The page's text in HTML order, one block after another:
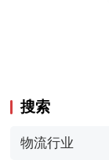
搜索
物流行业